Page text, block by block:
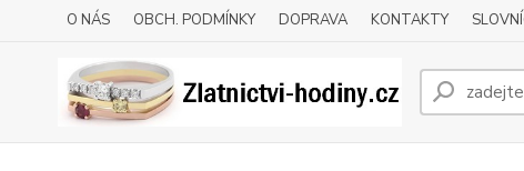
O NÁS OBCH. PODMÍNKY DOPRAVA KONTAKTY